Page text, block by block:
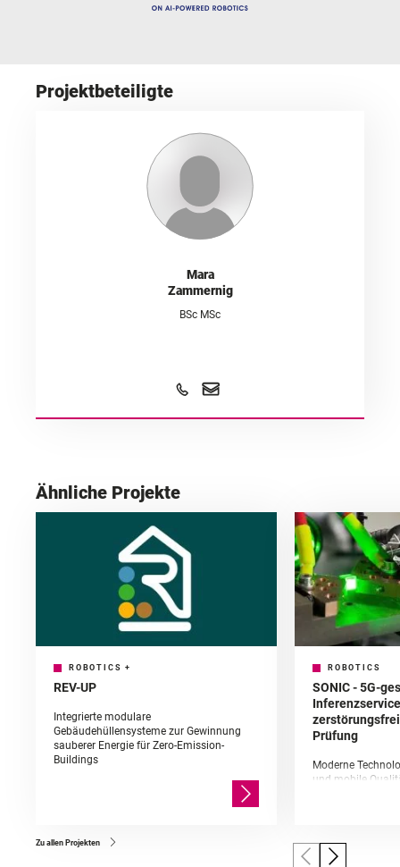
Projektbeteiligte
Mara
Zammernig
BSc MSc
Ähnliche Projekte
ROBOTICS +
REV-UP
Integrierte modulare
Gebäudehüllensysteme zur Gewinnung
sauberer Energie für Zero-Emission-
Buildings
ROBOTICS
SONIC - 5G-
Prüfung
Moderne
und mobile
Zu allen Projekten